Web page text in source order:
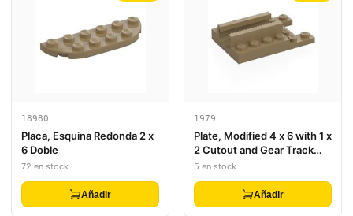
18980
Placa, Esquina Redonda 2 x
6 Doble
72 en stock
Añadir
1979
Plate, Modified 4 x 6 with 1 x
2 Cutout and Gear Track
(Ninjago Dragon Spinjitzu
5 en stock
Añadir